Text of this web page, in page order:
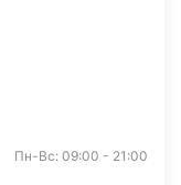
Пн-Вс: 09:00 - 21:00